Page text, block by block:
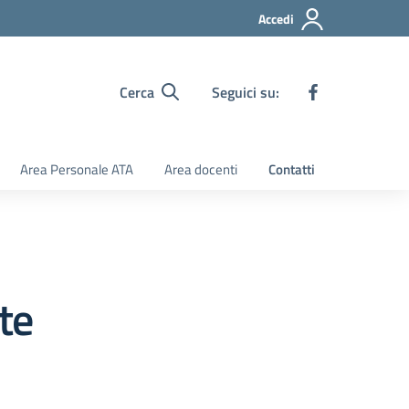
Accedi
Cerca Seguici su:
Area Personale ATA Area docenti Contatti